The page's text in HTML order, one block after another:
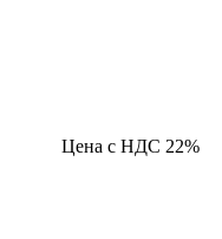
Цена с НДС 22%